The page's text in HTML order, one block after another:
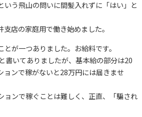
いう飛山の問いに間髪入れずに「はい」と
店の家庭用で働き始めました。
が一つありました。お給料です。
書いてありましたが、基本給の部分は20
ョンで稼がないと28万円には届きませ
ョンで稼ぐことは難しく、正直、「騙され